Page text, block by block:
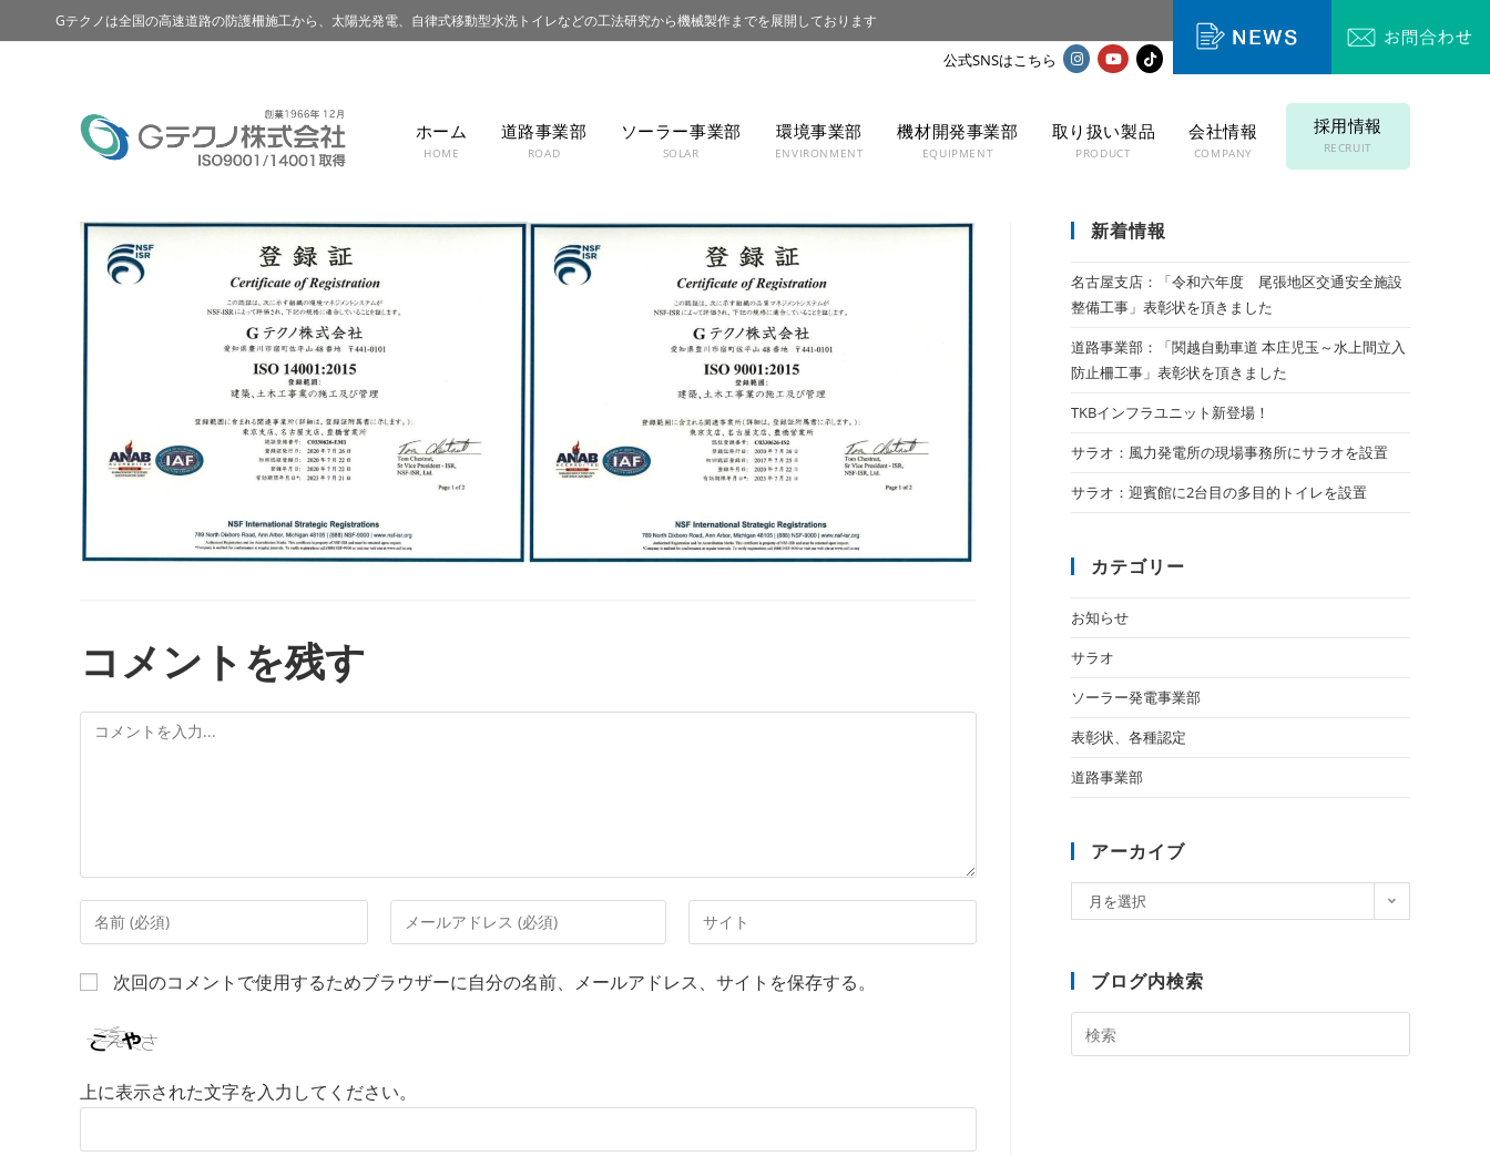
Gテクノは全国の高速道路の防護柵施工から、太陽光発電、自律式移動型水洗トイレなどの工法研究から機械製作までを展開しております
ホーム
HOME
道路事業部
ROAD
ソーラー事業部
SOLAR
環境事業部
ENVIRONMENT
機材開発事業部
EQUIPMENT
取り扱い製品
PRODUCT
会社情報
COMPANY
採用情報
RECRUIT
コメントを残す
次回のコメントで使用するためブラウザーに自分の名前、メールアドレス、サイトを保存する。
上に表示された文字を入力してください。
新着情報
名古屋支店：「令和六年度 尾張地区交通安全施設
整備工事」表彰状を頂きました
道路事業部：「関越自動車道 本庄児玉～水上間立入
防止柵工事」表彰状を頂きました
TKBインフラユニット新登場！
サラオ：風力発電所の現場事務所にサラオを設置
サラオ：迎賓館に2台目の多目的トイレを設置
カテゴリー
お知らせ
サラオ
ソーラー発電事業部
表彰状、各種認定
道路事業部
アーカイブ
月を選択
ブログ内検索